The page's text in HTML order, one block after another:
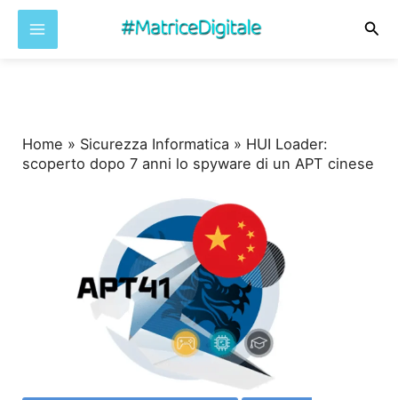
Home » Sicurezza Informatica » HUI Loader:
scoperto dopo 7 anni lo spyware di un APT cinese